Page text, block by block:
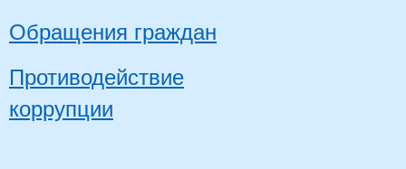
Обращения граждан
Противодействие
коррупции